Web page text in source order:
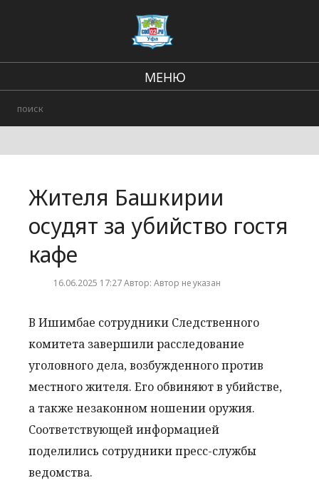
МЕНЮ
Городские события
Жителя Башкирии
осудят за убийство гостя
кафе
16.06.2025 17:27 Автор: Автор не указан
В Ишимбае сотрудники Следственного
комитета завершили расследование
уголовного дела, возбужденного против
местного жителя. Его обвиняют в убийстве,
а также незаконном ношении оружия.
Соответствующей информацией
поделились сотрудники пресс-службы
ведомства.